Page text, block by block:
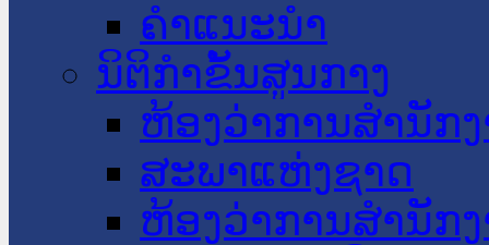
ຄໍາແນະນໍາ
ນິຕິກໍາຂັ້ນສູນກາງ
ຫ້ອງວ່າການສໍານັກ
ສະພາແຫ່ງຊາດ
ຫ້ອງວ່າການສຳນັກ